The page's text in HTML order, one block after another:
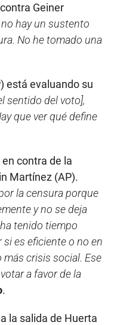
Geiner
hay un sustento
No he tomado una
está evaluando su
sentido del voto],
que ver qué define
contra de la
Martínez (AP).
la censura porque
y no se deja
tenido tiempo
es eficiente o no en
crisis social. Ese
a favor de la
.
la salida de Huerta